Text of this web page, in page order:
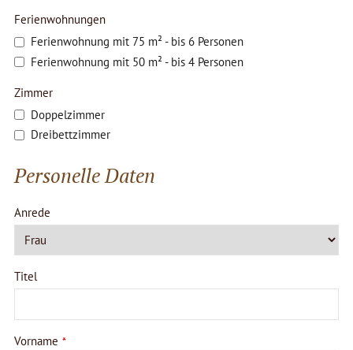
Ferienwohnungen
Ferienwohnung mit 75 m² - bis 6 Personen
Ferienwohnung mit 50 m² - bis 4 Personen
Zimmer
Doppelzimmer
Dreibettzimmer
Personelle Daten
Anrede
Titel
Vorname *